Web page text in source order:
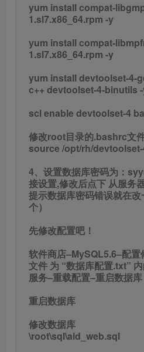
yum install compat-
1.sl7.x86_64.rpm -y
yum install compat-
1.sl7.x86_64.rpm -y
yum install devtoolset-4-
c++ devtoolset-4-binutils
scl enable devtoolset-4
修改root目录的.bashrc文
source /opt/rh/
4、设置数据库密码为：
接设置,修改后点下 从服务
提示数据库密码错误就在
个）
先修改配置吧！
软件商店–MySQL5.6–配
文件 为 “数据库配置.txt”
服务–重载配置–重启数据库
重启数据库
修改数据库
\root\sql\ald_web.sql